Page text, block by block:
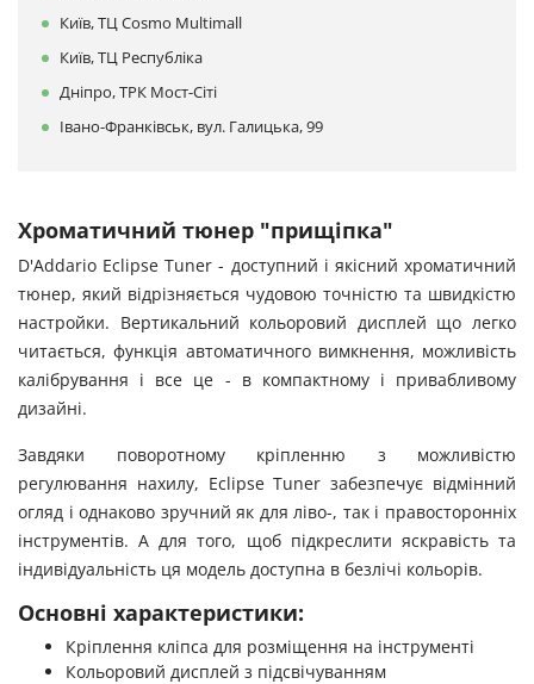
Київ, ТЦ Cosmo Multimall
Київ, ТЦ Республіка
Дніпро, ТРК Мост-Сіті
Івано-Франківськ, вул. Галицька, 99
Хроматичний тюнер "прищіпка"
D'Addario Eclipse Tuner - доступний і якісний хроматичний
тюнер, який відрізняється чудовою точністю та швидкістю
настройки. Вертикальний кольоровий дисплей що легко
читається, функція автоматичного вимкнення, можливість
калібрування і все це - в компактному і привабливому
дизайні.
Завдяки поворотному кріпленню з можливістю
регулювання нахилу, Eclipse Tuner забезпечує відмінний
огляд і однаково зручний як для ліво-, так і правосторонніх
інструментів. А для того, щоб підкреслити яскравість та
індивідуальність ця модель доступна в безлічі кольорів.
Основні характеристики:
Кріплення кліпса для розміщення на інструменті
Кольоровий дисплей з підсвічуванням